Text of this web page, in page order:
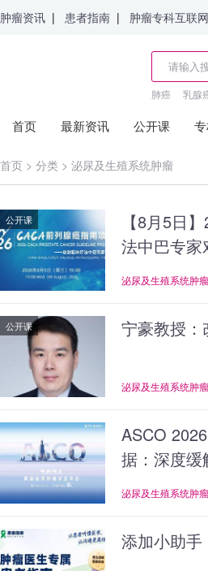
肿瘤资讯 | 患者指南 | 肿瘤专科互联
肺癌 乳腺
首页 最新资讯 公开课
首页 > 分类 > 泌尿及生殖系统肿瘤
【8月5日
法中巴专家
泌尿及生殖系统肿瘤
公开课
宁豪教授
泌尿及生殖系统肿瘤
公开课
ASCO
据：深度
泌尿及生殖系统肿瘤
添加小助